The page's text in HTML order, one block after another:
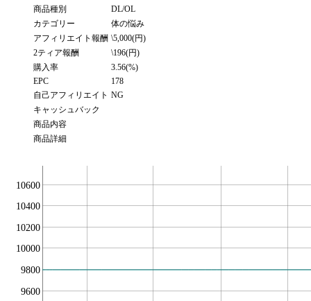
商品種別
DL/OL
カテゴリー
体の悩み
アフィリエイト報酬 \5,000(円)
2ティア報酬
\196(円)
購入率
3.56(%)
EPC
178
自己アフィリエイト NG
キャッシュバック
商品内容
商品詳細
9600
9800
10000
10200
10400
10600